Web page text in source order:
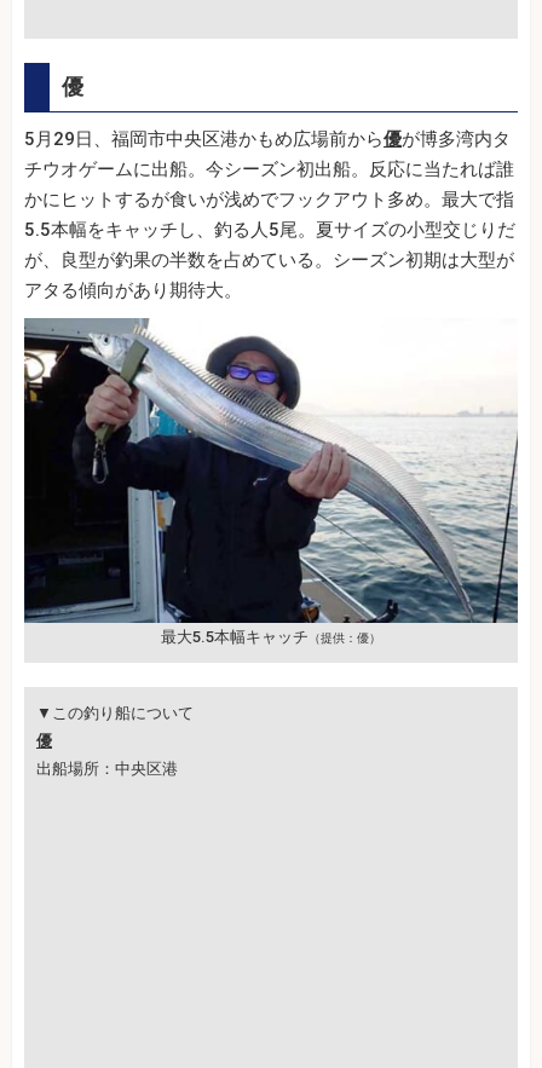
優
5月29日、福岡市中央区港かもめ広場前から優が博多湾内タ
チウオゲームに出船。今シーズン初出船。反応に当たれば誰
かにヒットするが食いが浅めでフックアウト多め。最大で指
5.5本幅をキャッチし、釣る人5尾。夏サイズの小型交じりだ
が、良型が釣果の半数を占めている。シーズン初期は大型が
アタる傾向があり期待大。
最大5.5本幅キャッチ （提供：優）
▼この釣り船について
優
出船場所：中央区港